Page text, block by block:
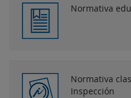
Normativa
Normativa
Inspección